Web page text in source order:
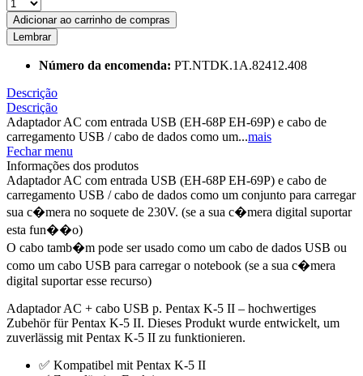
Adicionar ao carrinho de compras
Lembrar
Número da encomenda: PT.NTDK.1A.82412.408
Descrição
Descrição
Adaptador AC com entrada USB (EH-68P EH-69P) e cabo de
carregamento USB / cabo de dados como um...mais
Fechar menu
Informações dos produtos
Adaptador AC com entrada USB (EH-68P EH-69P) e cabo de
carregamento USB / cabo de dados como um conjunto para carregar
sua c�mera no soquete de 230V. (se a sua c�mera digital suportar
esta fun��o)
O cabo tamb�m pode ser usado como um cabo de dados USB ou
como um cabo USB para carregar o notebook (se a sua c�mera
digital suportar esse recurso)
Adaptador AC + cabo USB p. Pentax K-5 II – hochwertiges
Zubehör für Pentax K-5 II. Dieses Produkt wurde entwickelt, um
zuverlässig mit Pentax K-5 II zu funktionieren.
✅ Kompatibel mit Pentax K-5 II